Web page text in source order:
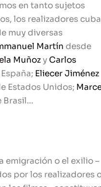
en tanto sujetos
los realizadores
muy diversas
Martín desde
Muñozy Carlos
Eliecer Jiménez
Estados Unidos;
Brasil…
emigración o el exilio –
por los realizadores